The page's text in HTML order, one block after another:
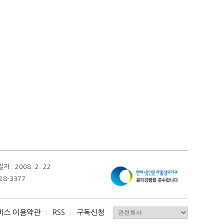
자 : 2008. 2. 22
3377
스 이용약관 I RSS I 구독신청